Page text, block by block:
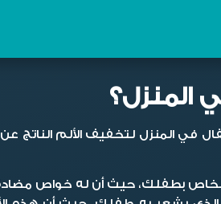
المنزل؟
في المنزل لتخفيف الألم الناتج
بطفلك، حيث أن له خواص مضادة